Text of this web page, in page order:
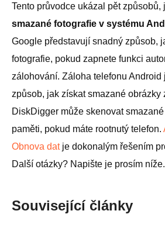
Tento průvodce ukázal pět způsobů,
smazané fotografie v systému
Google představují snadný způsob,
fotografie, pokud zapnete funkci
zálohování. Záloha telefonu Android
způsob, jak získat smazané obrázky
DiskDigger může skenovat
paměti, pokud máte rootnutý telefon.
Obnova datje dokonalým řešením
Další otázky? Napište je prosím níže.
Související články